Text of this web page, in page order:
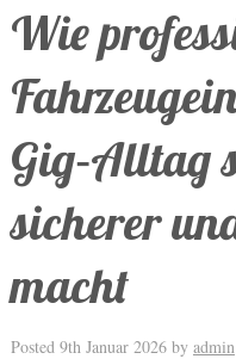
Wie
Gig‑Alltag
sicherer
macht
Posted 9th Januar 2026by admin